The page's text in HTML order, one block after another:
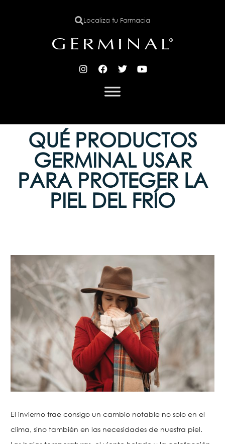
Localiza tu Farmacia
QUÉ PRODUCTOS
GERMINAL USAR
PARA PROTEGER LA
PIEL DEL FRÍO
El invierno trae consigo un cambio notable no solo en el
clima, sino también en las necesidades de nuestra piel.